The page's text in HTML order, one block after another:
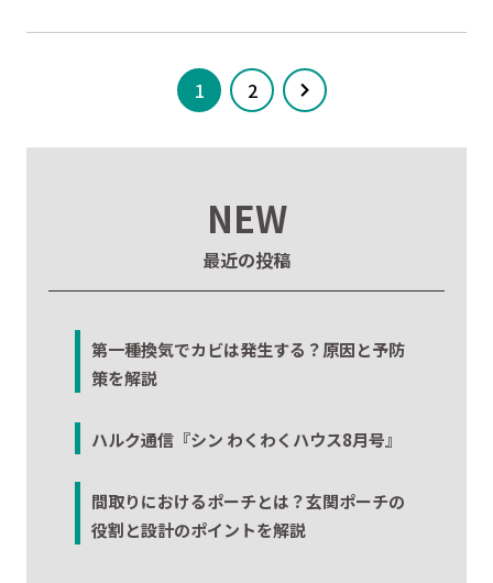
1 2
NEW
最近の投稿
第一種換気でカビは発生する？原因と予防
策を解説
ハルク通信『シン わくわくハウス8月号』
間取りにおけるポーチとは？玄関ポーチの
役割と設計のポイントを解説